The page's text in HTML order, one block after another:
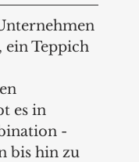
Teppich
es in
-
bis hin zu